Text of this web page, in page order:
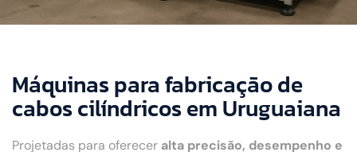
Máquinas para fabricação de
cabos cilíndricos em Uruguaiana
Projetadas para oferecer alta precisão, desempenho e